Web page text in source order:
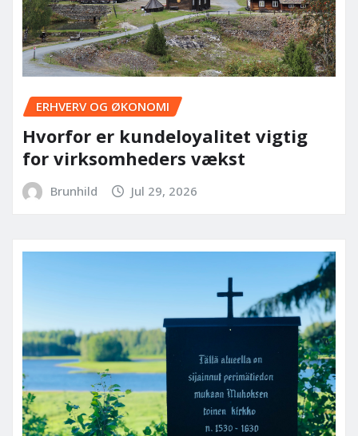
ERHVERV OG ØKONOMI
Hvorfor er kundeloyalitet vigtig
for virksomheders vækst
Brunhild Jul 29, 2026